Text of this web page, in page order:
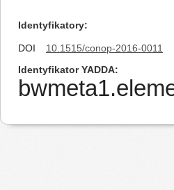
Identyfikatory
DOI
10.1515/conop-2016-0011
Identyfikator YADDA